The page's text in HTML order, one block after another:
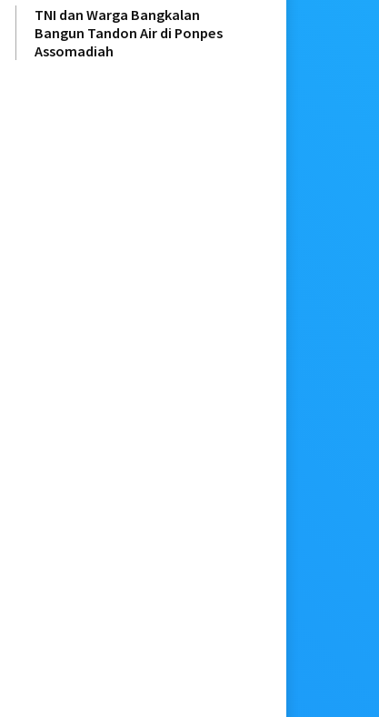
TNI dan Warga Bangkalan
Bangun Tandon Air di Ponpes
Assomadiah